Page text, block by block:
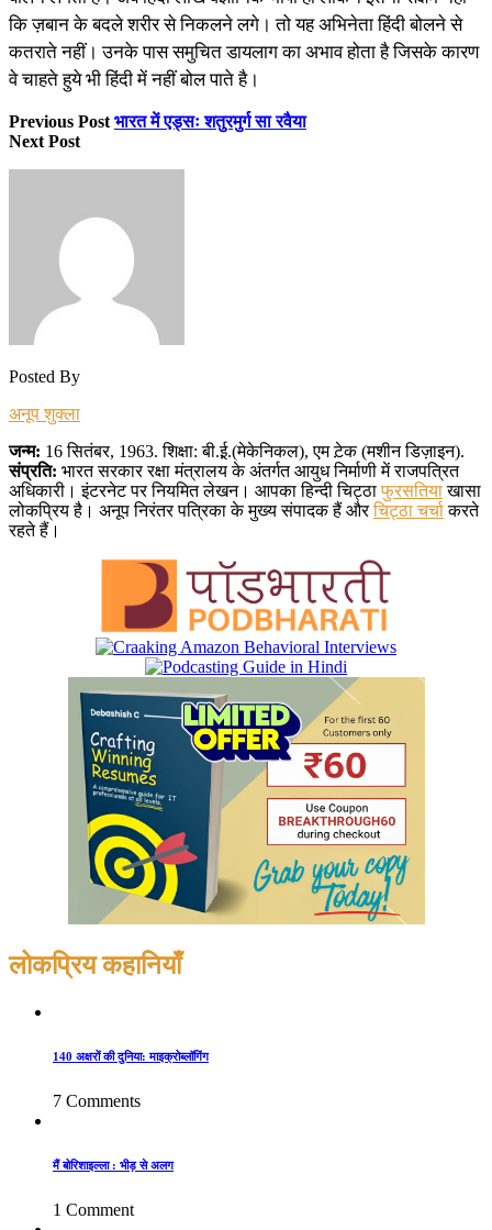
कि ज़बान के बदले शरीर से निकलने लगे। तो यह अभिनेता हिंदी बोलने से
कतराते नहीं। उनके पास समुचित डायलाग का अभाव होता है जिसके कारण
वे चाहते हुये भी हिंदी में नहीं बोल पाते है।
Previous Post भारत में एड्सः शतुरमुर्ग सा रवैया
Next Post
Posted By
अनूप शुक्ला
जन्म: 16 सितंबर, 1963. शिक्षा: बी.ई़.(मेकेनिकल), एम ट़ेक (मशीन डिज़ाइन).
संप्रति: भारत सरकार रक्षा मंत्रालय के अंतर्गत आयुध निर्माणी में राजपत्रित
अधिकारी। इंटरनेट पर नियमित लेखन। आपका हिन्दी चिट्ठाफुरसतियाखासा
लोकप्रिय है। अनूप निरंतर पत्रिका के मुख्य संपादक हैं औरचिट्ठा चर्चाकरते
रहते हैं।
लोकप्रिय कहानियाँ
140 अक्षरों की दुनिया: माइक्रोब्लॉगिंग
7 Comments
मैं बोरिशाइल्ला : भीड़ से अलग
1 Comment